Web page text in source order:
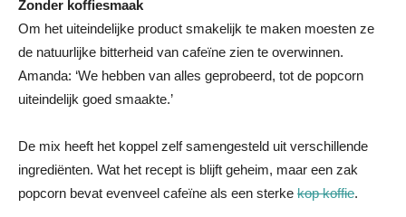
Zonder koffiesmaak
Om het uiteindelijke product smakelijk te maken moesten ze
de natuurlijke bitterheid van cafeïne zien te overwinnen.
Amanda: ‘We hebben van alles geprobeerd, tot de popcorn
uiteindelijk goed smaakte.’
De mix heeft het koppel zelf samengesteld uit verschillende
ingrediënten. Wat het recept is blijft geheim, maar een zak
popcorn bevat evenveel cafeïne als een sterke kop koffie.